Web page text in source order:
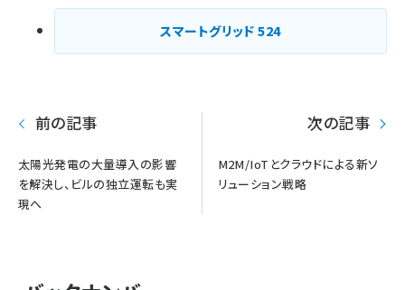
スマートグリッド524
前の記事
太陽光発電の大量導入の影響
を解決し、ビルの独立運転も実
現へ
次の記事
M2M/IoTとクラウドによる新ソ
リューション戦略